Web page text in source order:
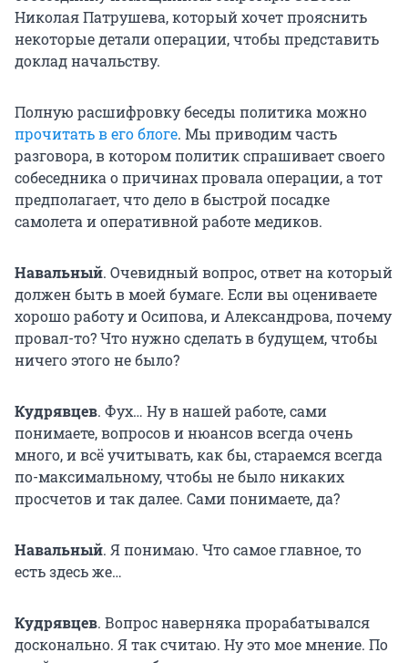
Николая Патрушева, который хочет прояснить
некоторые детали операции, чтобы представить
доклад начальству.
Полную расшифровку беседы политика можно
прочитать в его блоге. Мы приводим часть
разговора, в котором политик спрашивает своего
собеседника о причинах провала операции, а тот
предполагает, что дело в быстрой посадке
самолета и оперативной работе медиков.
Навальный. Очевидный вопрос, ответ на который
должен быть в моей бумаге. Если вы оцениваете
хорошо работу и Осипова, и Александрова, почему
провал-то? Что нужно сделать в будущем, чтобы
ничего этого не было?
Кудрявцев. Фух… Ну в нашей работе, сами
понимаете, вопросов и нюансов всегда очень
много, и всё учитывать, как бы, стараемся всегда
по-максимальному, чтобы не было никаких
просчетов и так далее. Сами понимаете, да?
Навальный. Я понимаю. Что самое главное, то
есть здесь же…
Кудрявцев. Вопрос наверняка прорабатывался
досконально. Я так считаю. Ну это мое мнение. По